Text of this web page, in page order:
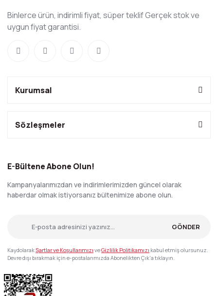
Binlerce ürün, indirimli fiyat, süper teklif Gerçek stok ve
uygun fiyat garantisi.
Kurumsal
Sözleşmeler
E-Bültene Abone Olun!
Kampanyalarımızdan ve indirimlerimizden güncel olarak
haberdar olmak istiyorsanız bültenimize abone olun.
GÖNDER
KaydolarakŞartlar ve Koşullarımızı veGizlilik Politikamızı kabul etmiş olursunuz.
Devre dışı bırakmak için e-postalarımızda Abonelikten Çık'a tıklayın.